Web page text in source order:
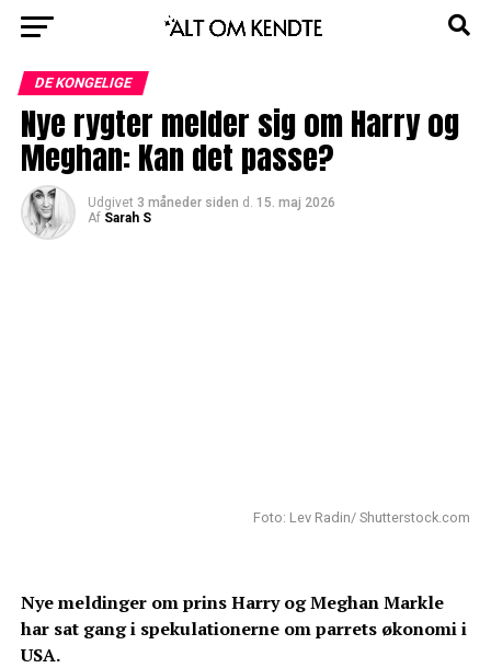
DE KONGELIGE
Nye rygter melder sig om Harry og
Meghan: Kan det passe?
Udgivet 3 måneder siden d. 15. maj 2026
Af Sarah S
Foto: Lev Radin/ Shutterstock.com
Nye meldinger om prins Harry og Meghan Markle
har sat gang i spekulationerne om parrets økonomi i
USA.